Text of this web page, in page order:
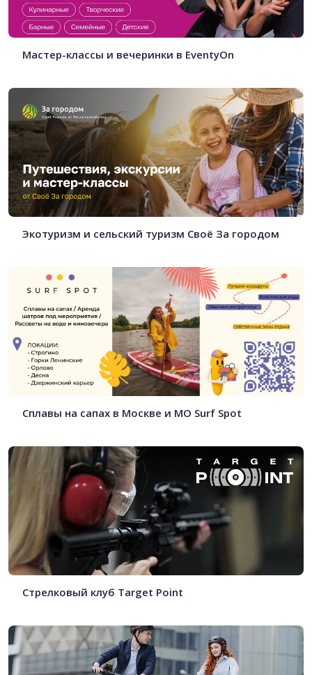
Мастер-классы и вечеринки в EventyOn
Экотуризм и сельский туризм Своё За городом
Сплавы на сапах в Москве и МО Surf Spot
Стрелковый клуб Target Point